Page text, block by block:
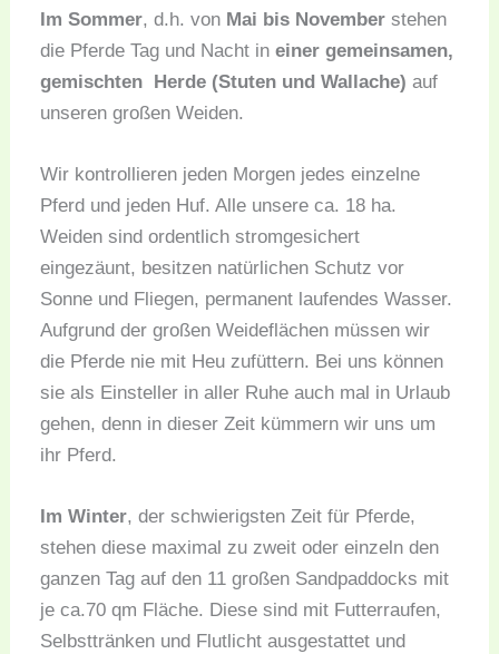
Im Sommer, d.h. von Mai bis November stehen
die Pferde Tag und Nacht ineiner gemeinsamen,
gemischten Herde (Stuten und Wallache) auf
unseren großen Weiden.
Wir kontrollieren jeden Morgen jedes einzelne
Pferd und jeden Huf. Alle unsere ca. 18 ha.
Weiden sind ordentlich stromgesichert
eingezäunt, besitzen natürlichen Schutz vor
Sonne und Fliegen, permanent laufendes Wasser.
Aufgrund der großen Weideflächen müssen wir
die Pferde nie mit Heu zufüttern. Bei uns können
sie als Einsteller in aller Ruhe auch mal in Urlaub
gehen, denn in dieser Zeit kümmern wir uns um
ihr Pferd.
Im Winter, der schwierigsten Zeit für Pferde,
stehen diese maximal zu zweit oder einzeln den
ganzen Tag auf den 11 großen Sandpaddocks mit
je ca.70 qm Fläche. Diese sind mit Futterraufen,
Selbsttränken und Flutlicht ausgestattet und